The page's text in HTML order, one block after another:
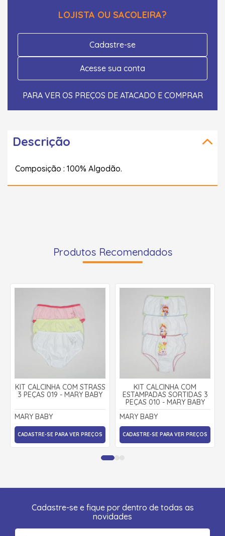
LOJISTA OU SACOLEIRA?
Cadastre-se
Acesse sua conta
PARA VER OS PREÇOS DE ATACADO E COMPRAR
Descrição
Composição : 100% Algodão.
Produtos Recomendados
KIT CALCINHA COM STRASS
3 PEÇAS 019 - MARY BABY
MARY BABY
CADASTRE-SE PARA VER PREÇOS
KIT CALCINHA COM
ESTAMPADAS SORTIDAS 3
PEÇAS 010 - MARY BABY
MARY BABY
CADASTRE-SE PARA VER PREÇOS
Cadastre-se e fique por dentro de todas as
novidades